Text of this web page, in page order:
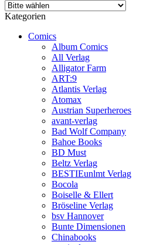
Kategorien
Comics
Album Comics
All Verlag
Alligator Farm
ART:9
Atlantis Verlag
Atomax
Austrian Superheroes
avant-verlag
Bad Wolf Company
Bahoe Books
BD Must
Beltz Verlag
BESTIEunlmt Verlag
Bocola
Boiselle & Ellert
Bröseline Verlag
bsv Hannover
Bunte Dimensionen
Chinabooks